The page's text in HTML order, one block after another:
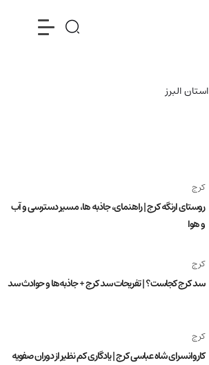
استان البرز
کرج
روستای ارنگه کرج | راهنمای، جاذبه‌ ها، مسیر دسترسی و آب
و هوا
کرج
سد کرج کجاست؟ | تفریحات سد کرج + جاذبه‌ها و حوادث سد
کرج
کاروانسرای شاه عباسی کرج | یادگاری کم نظیر از دوران صفویه